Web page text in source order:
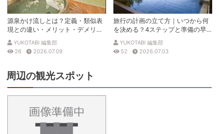
源泉かけ流しとは？定義・類似表
現との違い・メリット・デメリッ
トを解説
YUKOTABI 編集部
26
2026.07.09
旅行の計画の立て方｜いつから何
を決める？4ステップと準備の早
見表
YUKOTABI 編集部
52
2026.07.03
周辺の観光スポット